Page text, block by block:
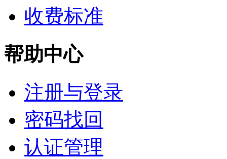
收费标准
帮助中心
注册与登录
密码找回
认证管理